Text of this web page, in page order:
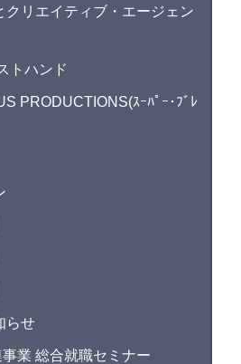
クリエイティブ・エージェン
トハンド
PRODUCTIONS(ｽｰﾊﾟｰ･ﾌﾞﾚ
らせ
事業 総合就職セミナー